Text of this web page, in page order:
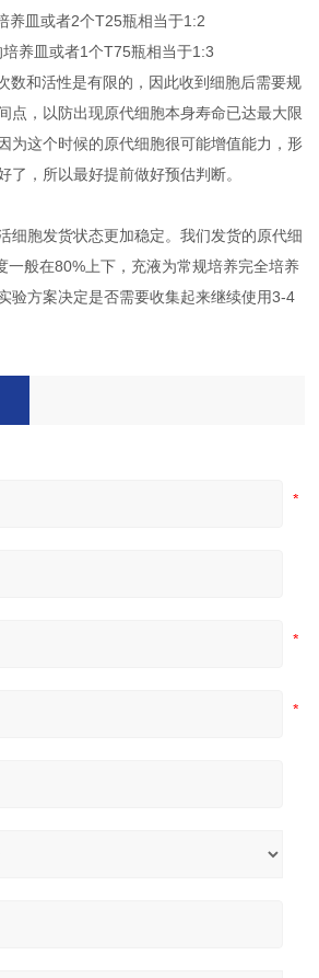
养皿或者2个T25瓶相当于1:2
养皿或者1个T75瓶相当于1:3
数和活性是有限的，因此收到细胞后需要规
点，以防出现原代细胞本身寿命已达最大限
为这个时候的原代细胞很可能增值能力，形
了，所以最好提前做好预估判断。
细胞发货状态更加稳定。我们发货的原代细
一般在80%上下，充液为常规培养完全培养
验方案决定是否需要收集起来继续使用3-4